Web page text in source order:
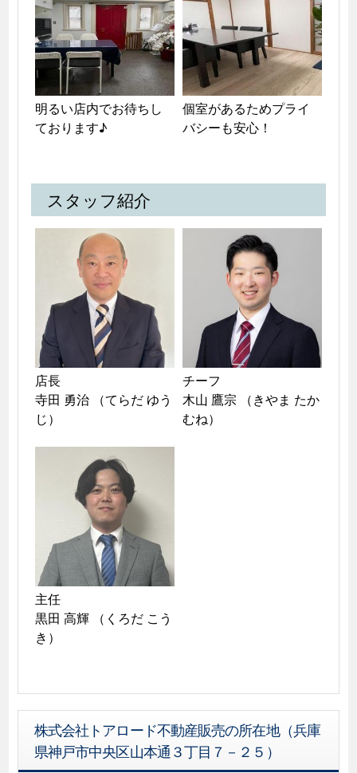
明るい店内でお待ちし
ております♪
個室があるためプライ
バシーも安心！
スタッフ紹介
店長
寺田 勇治 （てらだ ゆう
じ）
チーフ
木山 鷹宗 （きやま たか
むね）
主任
黒田 高輝 （くろだ こう
き）
株式会社トアロード不動産販売の所在地（兵庫
県神戸市中央区山本通３丁目７－２５）